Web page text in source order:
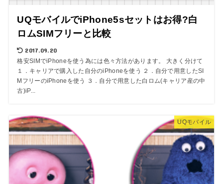
UQモバイルでiPhone5sセットはお得?白
ロムSIMフリーと比較
2017.09.20
格安SIMでiPhoneを使う為には色々方法があります。 大きく分けて
１．キャリアで購入した自分のiPhoneを使う ２．自分で用意したSI
MフリーのiPhoneを使う ３．自分で用意した白ロム(キャリア産の中
古)iP...
UQモバイル